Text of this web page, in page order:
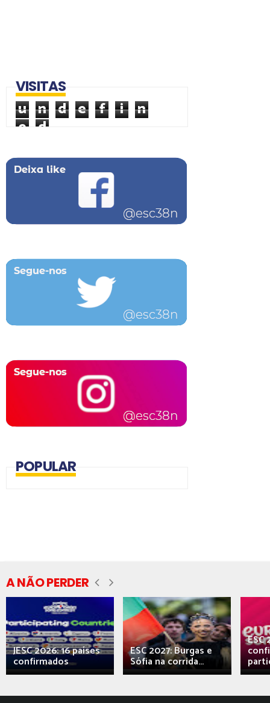
VISITAS
u n d e f i n
e d
POPULAR
A NÃO PERDER
JESC 2026: 16 países
confirmados
ESC 2027: Burgas e
Sófia na corrida...
ESC